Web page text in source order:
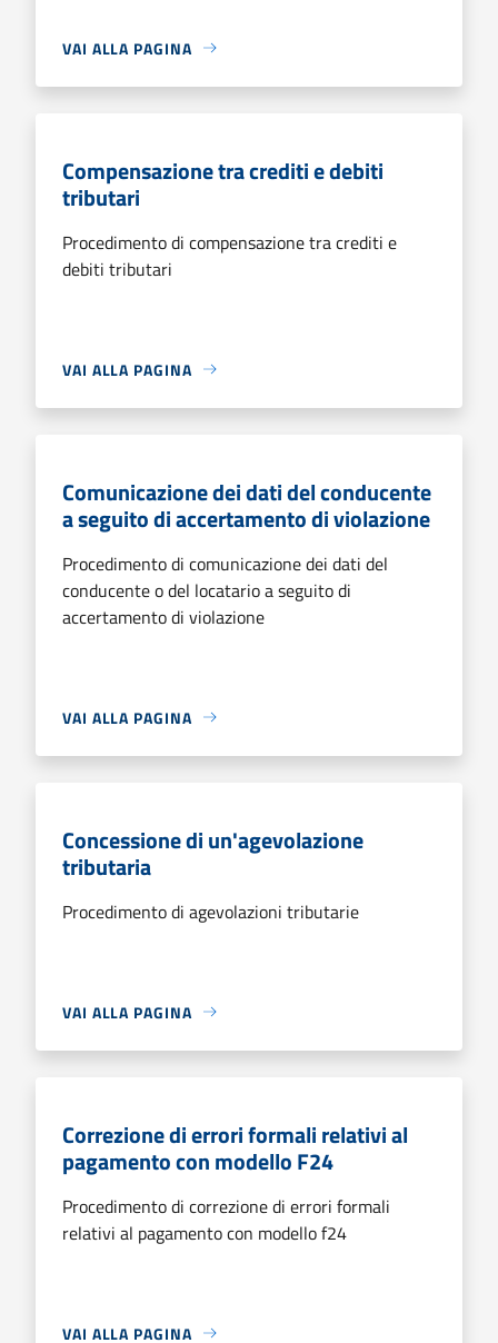
VAI ALLA PAGINA
Compensazione tra crediti e debiti
tributari
Procedimento di compensazione tra crediti e
debiti tributari
VAI ALLA PAGINA
Comunicazione dei dati del conducente
a seguito di accertamento di violazione
Procedimento di comunicazione dei dati del
conducente o del locatario a seguito di
accertamento di violazione
VAI ALLA PAGINA
Concessione di un'agevolazione
tributaria
Procedimento di agevolazioni tributarie
VAI ALLA PAGINA
Correzione di errori formali relativi al
pagamento con modello F24
Procedimento di correzione di errori formali
relativi al pagamento con modello f24
VAI ALLA PAGINA